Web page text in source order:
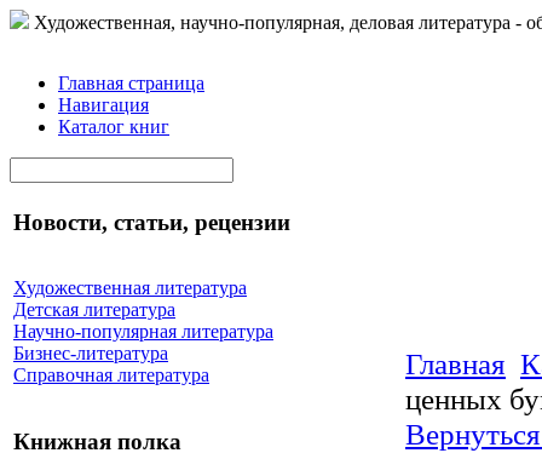
Художественная, научно-популярная, деловая литература -
Главная страница
Навигация
Каталог книг
Новости, статьи, рецензии
Художественная литература
Детская литература
Научно-популярная литература
Бизнес-литература
Справочная литература
Книжная полка
Главная
ценных